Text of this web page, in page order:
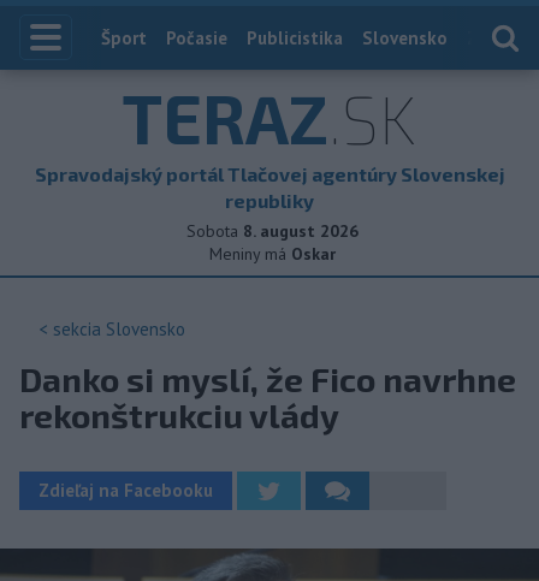
Index
Šport Počasie Publicistika Slovensko
TERAZ.SK
Spravodajský portál Tlačovej agentúry Slovenskej
republiky
Sobota 8. august 2026
Meniny má Oskar
< sekcia Slovensko
Danko si myslí, že Fico navrhne
rekonštrukciu vlády
Zdieľaj na Facebooku